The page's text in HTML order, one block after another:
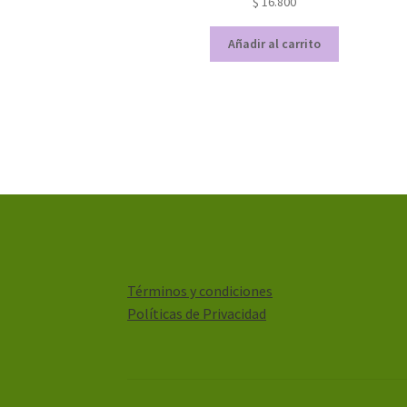
Añadir al carrito
Términos y condiciones
Políticas de Privacidad